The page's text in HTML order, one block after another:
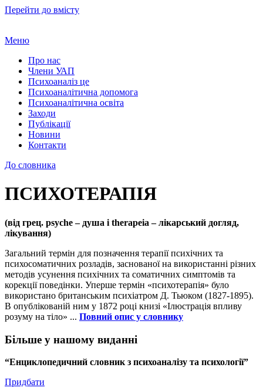
Перейти до вмісту
Меню
Про нас
Члени УАП
Психоаналіз це
Психоаналітична допомога
Психоаналітична освіта
Заходи
Публікації
Новини
Контакти
До словника
ПСИХОТЕРАПІЯ
(від грец. psyche – душа і therapeia – лікарський догляд,
лікування)
Загальний термін для позначення терапії психічних та
психосоматичних розладів, заснованої на використанні різних
методів усунення психічних та соматичних симптомів та
корекції поведінки. Уперше термін «психотерапія» було
використано британським психіатром Д. Тьюком (1827-1895).
В опублікованій ним у 1872 році книзі «Ілюстрація впливу
розуму на тіло» ... Повний опис у словнику
Більше у нашому виданні
“Енциклопедичний словник з психоаналізу та психології”
Придбати